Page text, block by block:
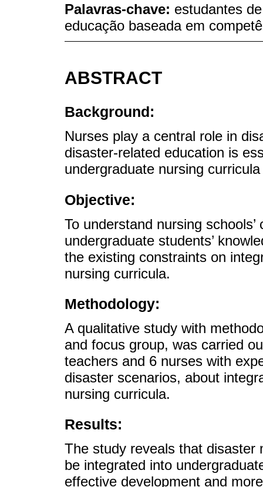
Palavras-chave: estudantes
educação baseada em
ABSTRACT
Background:
Nurses play a central role in
disaster-related education is
undergraduate nursing
Objective:
To understand nursing
undergraduate students’
the existing constraints on
nursing curricula.
Methodology:
A qualitative study with
and focus group, was carried
teachers and 6 nurses with
disaster scenarios, about
nursing curricula.
Results:
The study reveals that disaster
be integrated into
effective development and